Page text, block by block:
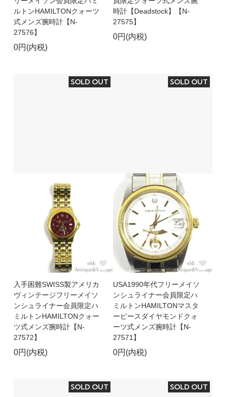
ルトンHAMILTONクォーツ
式メンズ腕時計【N-
27576】
0円(内税)
時計【Deadstock】【N-
27575】
0円(内税)
SOLD OUT
入手困難SWISS製アメリカ
ヴィンテージフリーメイソ
ンシュライナー会員限定ハ
ミルトンHAMILTONクォー
ツ式メンズ腕時計【N-
27572】
0円(内税)
SOLD OUT
USA1990年代フリーメイソ
ンシュライナー会員限定ハ
ミルトンHAMILTONマスタ
ーピースダイヤモンドクォ
ーツ式メンズ腕時計【N-
27571】
0円(内税)
SOLD OUT SOLD OUT